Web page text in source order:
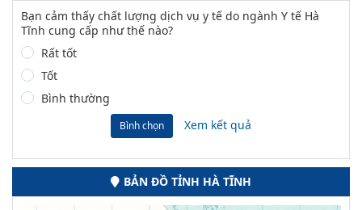
Bạn cảm thấy chất lượng dịch vụ y tế do ngành Y tế Hà
Tĩnh cung cấp như thế nào?
Rất tốt
Tốt
Bình thường
Bình chọn Xem kết quả
BẢN ĐỒ TỈNH HÀ TĨNH